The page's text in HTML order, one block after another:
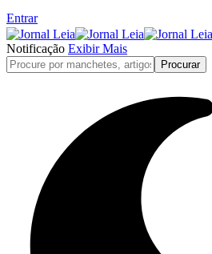
Entrar
Notificação Exibir Mais